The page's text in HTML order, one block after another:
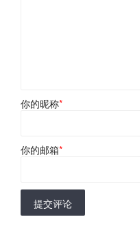
你的昵称*
你的邮箱*
提交评论